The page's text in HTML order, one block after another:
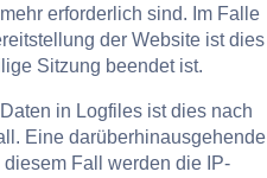
erforderlich sind. Im Falle
der Website ist dies
Sitzung beendet ist.
in Logfiles ist dies nach
Eine darüberhinausgehende
Fall werden die IP-